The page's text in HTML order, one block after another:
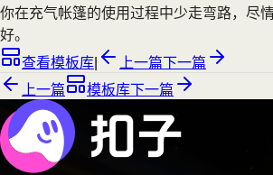
你在充气帐篷的使用过程中少走弯路，尽
好。
查看模板库
上一篇下一篇
上一篇
模板库下一篇